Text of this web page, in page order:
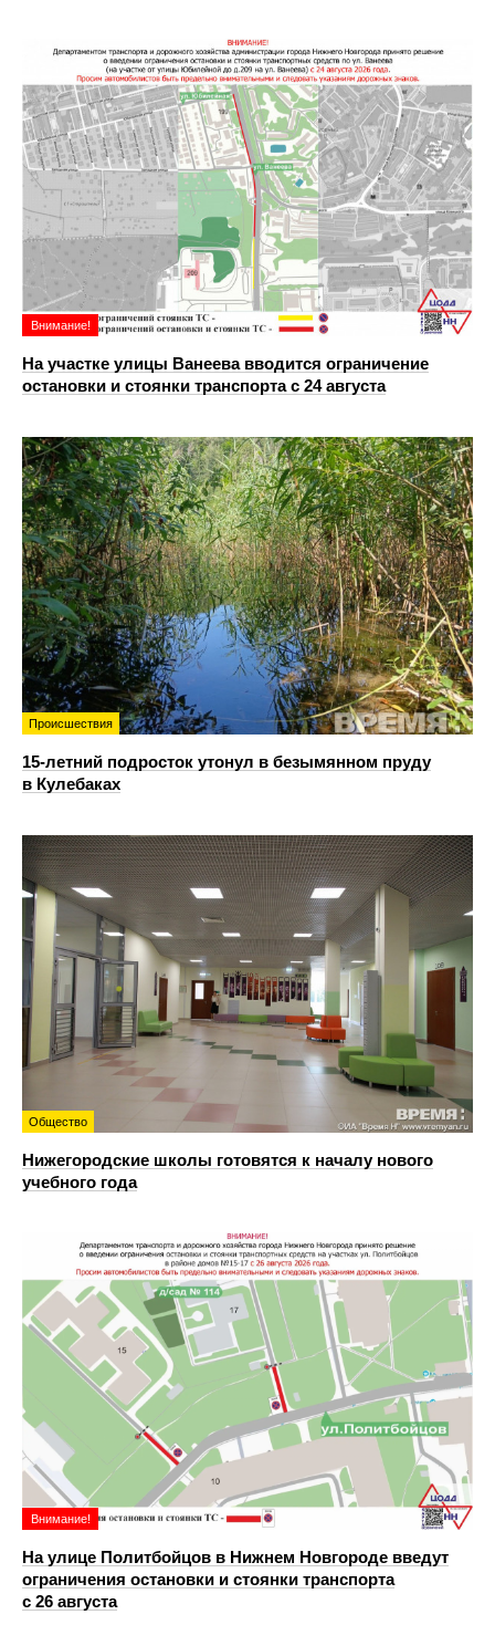
Внимание!
На участке улицы Ванеева вводится ограничение
остановки и стоянки транспорта с 24 августа
Происшествия
15-летний подросток утонул в безымянном пруду
в Кулебаках
Общество
Нижегородские школы готовятся к началу нового
учебного года
Внимание!
На улице Политбойцов в Нижнем Новгороде введут
ограничения остановки и стоянки транспорта
с 26 августа